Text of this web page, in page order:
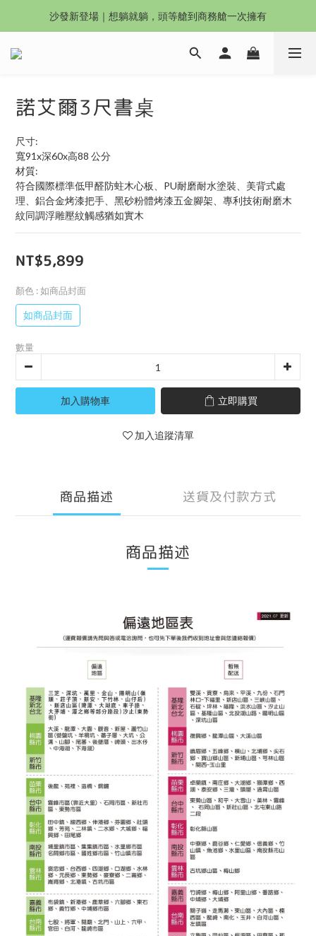
沙發新登場｜想躺就躺，頭等艙到商務艙一次擁有
沙發新登場｜想躺就躺，頭等艙到商務艙一次擁有
奶油沙發8折起！手刀下單 舒適與溫暖同步到手！
沙發新登場｜想躺就躺，頭等艙到商務艙一次擁有
諾艾爾3尺書桌
尺寸:
寬91x深60x高88 公分
材質:
符合國際標準低甲醛防蛀木心板、PU耐磨耐水塗裝、美背式處
理、鋁合金烤漆把手、黑砂粉體烤漆五金腳架、專利技術耐磨木
紋同調浮雕壓紋觸感猶如實木
NT$5,899
顏色 : 如商品封面
如商品封面
數量
加入購物車 立即購買
加入追蹤清單
商品描述 送貨及付款方式
商品描述